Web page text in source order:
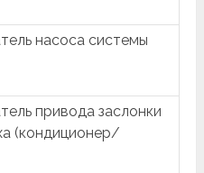
насоса системы
привода заслонки
(кондиционер/